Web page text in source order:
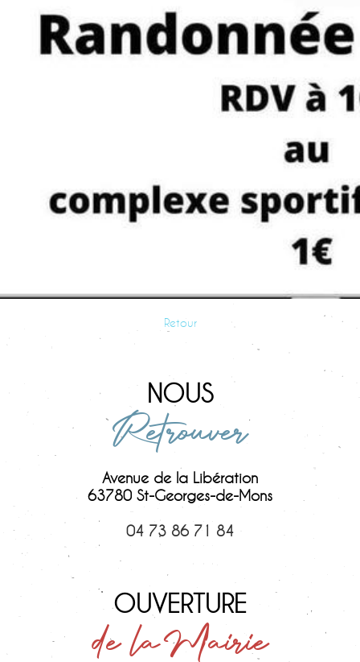
Retour
NOUS
Retrouver
Avenue de la Libération
63780 St-Georges-de-Mons
04 73 86 71 84
OUVERTURE
de la Mairie